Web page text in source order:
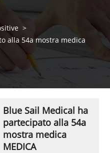
>
alla 54a mostra medica
Blue Sail Medical ha
partecipato alla 54a
mostra medica
MEDICA